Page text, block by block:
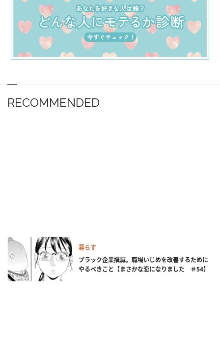
RECOMMENDED
暮らす
ブラック企業撲滅。職場いじめを改善するために
やるべきこと【まさかな恋になりました ＃54】